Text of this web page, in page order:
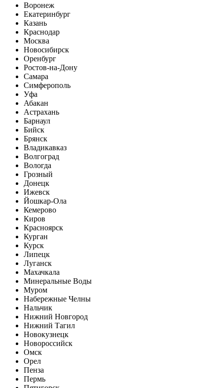
Воронеж
Екатеринбург
Казань
Краснодар
Москва
Новосибирск
Оренбург
Ростов-на-Дону
Самара
Симферополь
Уфа
Абакан
Астрахань
Барнаул
Бийск
Брянск
Владикавказ
Волгоград
Вологда
Грозный
Донецк
Ижевск
Йошкар-Ола
Кемерово
Киров
Красноярск
Курган
Курск
Липецк
Луганск
Махачкала
Минеральные Воды
Муром
Набережные Челны
Нальчик
Нижний Новгород
Нижний Тагил
Новокузнецк
Новороссийск
Омск
Орел
Пенза
Пермь